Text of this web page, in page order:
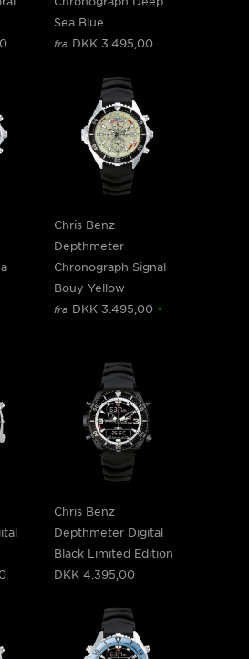
Sea Blue
fra DKK 3.495,00
Chris Benz
Depthmeter
Chronograph Signal
Bouy Yellow
fra DKK 3.495,00 •
Chris Benz
Depthmeter Digital
Black Limited Edition
DKK 4.395,00